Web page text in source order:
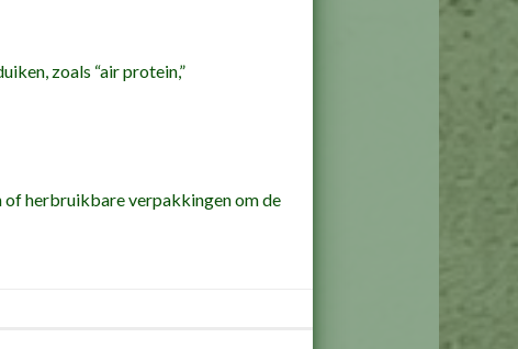
zoals “air protein,”
of herbruikbare verpakkingen om de